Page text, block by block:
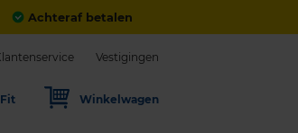
Achteraf betalen
Vestigingen
Winkelwagen